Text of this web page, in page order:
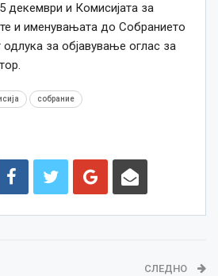
декември и Комисијата за
и именувањата до Собранието
за објавување оглас за
собрание
СЛЕДНО